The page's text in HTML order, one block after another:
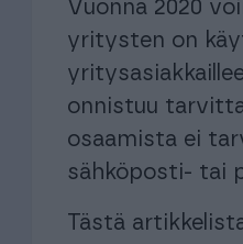
Vuonna 2020
yritysten on
onnistuu
osaamista ei
sähköposti- tai
Tästä